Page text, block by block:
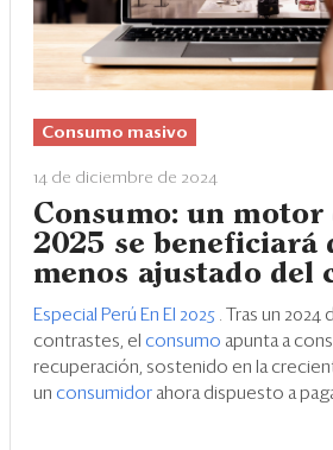
Consumo masivo
14 de diciembre de 2024
Consumo: un motor
2025 se beneficiará
menos ajustado del
Especial Perú En El 2025 . Tras un
contrastes, el consumo apunta a
recuperación, sostenido en la
un consumidor ahora dispuesto a